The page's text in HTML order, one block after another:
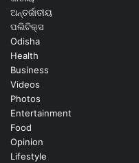
ଅନ୍ତର୍ଜାତୀୟ
ପଲିଟିକ୍ସ
Odisha
Health
Business
Videos
Photos
Entertainment
Food
Opinion
Lifestyle